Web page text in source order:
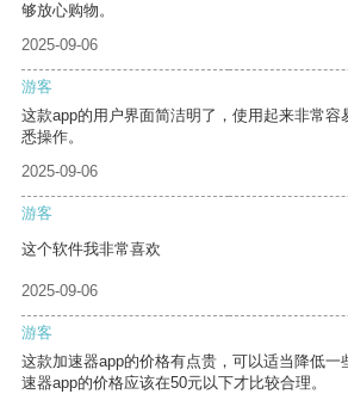
够放心购物。
2025-09-06
游客
这款app的用户界面简洁明了，使用起来非常容
悉操作。
2025-09-06
游客
这个软件我非常喜欢
2025-09-06
游客
这款加速器app的价格有点贵，可以适当降低一
速器app的价格应该在50元以下才比较合理。